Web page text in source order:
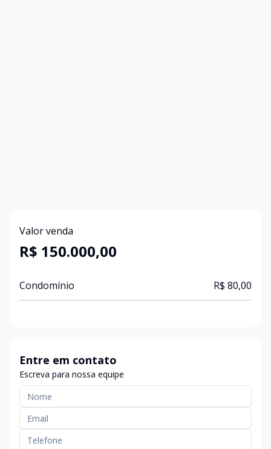
Valor venda
R$ 150.000,00
Condomínio R$ 80,00
Entre em contato
Escreva para nossa equipe